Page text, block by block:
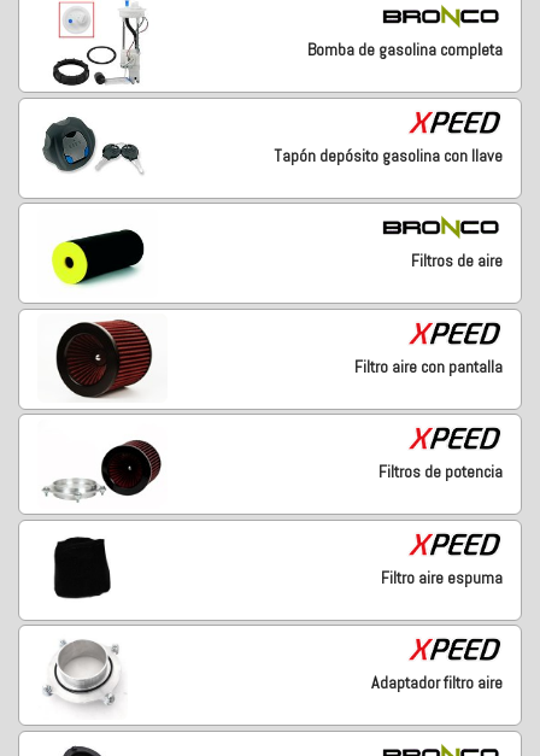
Bomba de gasolina completa
Tapón depósito gasolina con llave
Filtros de aire
Filtro aire con pantalla
Filtros de potencia
Filtro aire espuma
Adaptador filtro aire